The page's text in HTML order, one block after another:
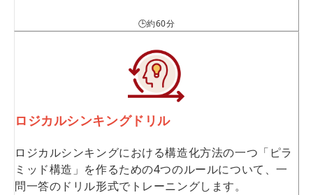
🕒約60分
ロジカルシンキングドリル
ロジカルシンキングにおける構造化方法の一つ「ピラ
ミッド構造」を作るための4つのルールについて、一
問一答のドリル形式でトレーニングします。